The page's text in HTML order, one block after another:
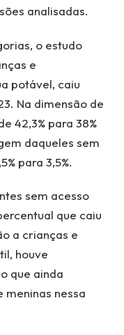
analisadas.
o estudo
e
potável, caiu
Na dimensão de
42,3% para 38%
daqueles sem
para 3,5%.
sem acesso
que caiu
a crianças e
houve
que ainda
meninas nessa